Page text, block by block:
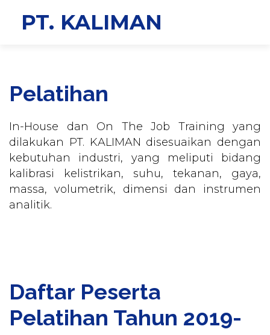
PT. KALIMAN
Pelatihan
In-House dan On The Job Training yang
dilakukan PT. KALIMAN disesuaikan dengan
kebutuhan industri, yang meliputi bidang
kalibrasi kelistrikan, suhu, tekanan, gaya,
massa, volumetrik, dimensi dan instrumen
analitik.
Daftar Peserta
Pelatihan Tahun 2019-